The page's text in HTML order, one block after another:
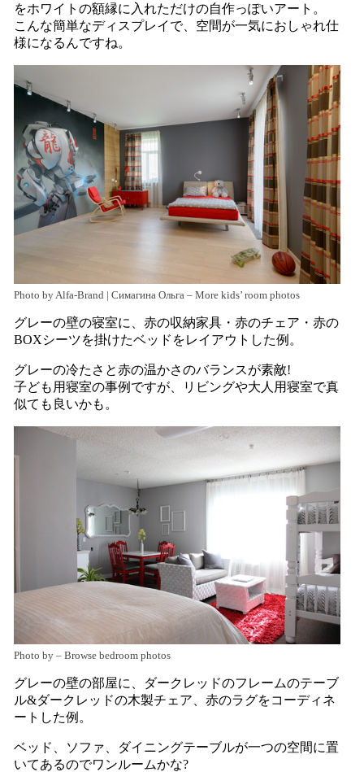
をホワイトの額縁に入れただけの自作っぽいアート。
こんな簡単なディスプレイで、空間が一気におしゃれ仕
様になるんですね。
Photo by Alfa-Brand | Симагина Ольга – More kids’ room photos
グレーの壁の寝室に、赤の収納家具・赤のチェア・赤の
BOXシーツを掛けたベッドをレイアウトした例。
グレーの冷たさと赤の温かさのバランスが素敵!
子ども用寝室の事例ですが、リビングや大人用寝室で真
似ても良いかも。
Photo by – Browse bedroom photos
グレーの壁の部屋に、ダークレッドのフレームのテーブ
ル&ダークレッドの木製チェア、赤のラグをコーディネ
ートした例。
ベッド、ソファ、ダイニングテーブルが一つの空間に置
いてあるのでワンルームかな?